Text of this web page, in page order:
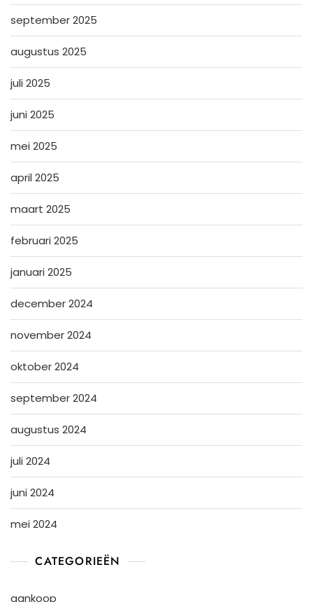
september 2025
augustus 2025
juli 2025
juni 2025
mei 2025
april 2025
maart 2025
februari 2025
januari 2025
december 2024
november 2024
oktober 2024
september 2024
augustus 2024
juli 2024
juni 2024
mei 2024
CATEGORIEËN
aankoop